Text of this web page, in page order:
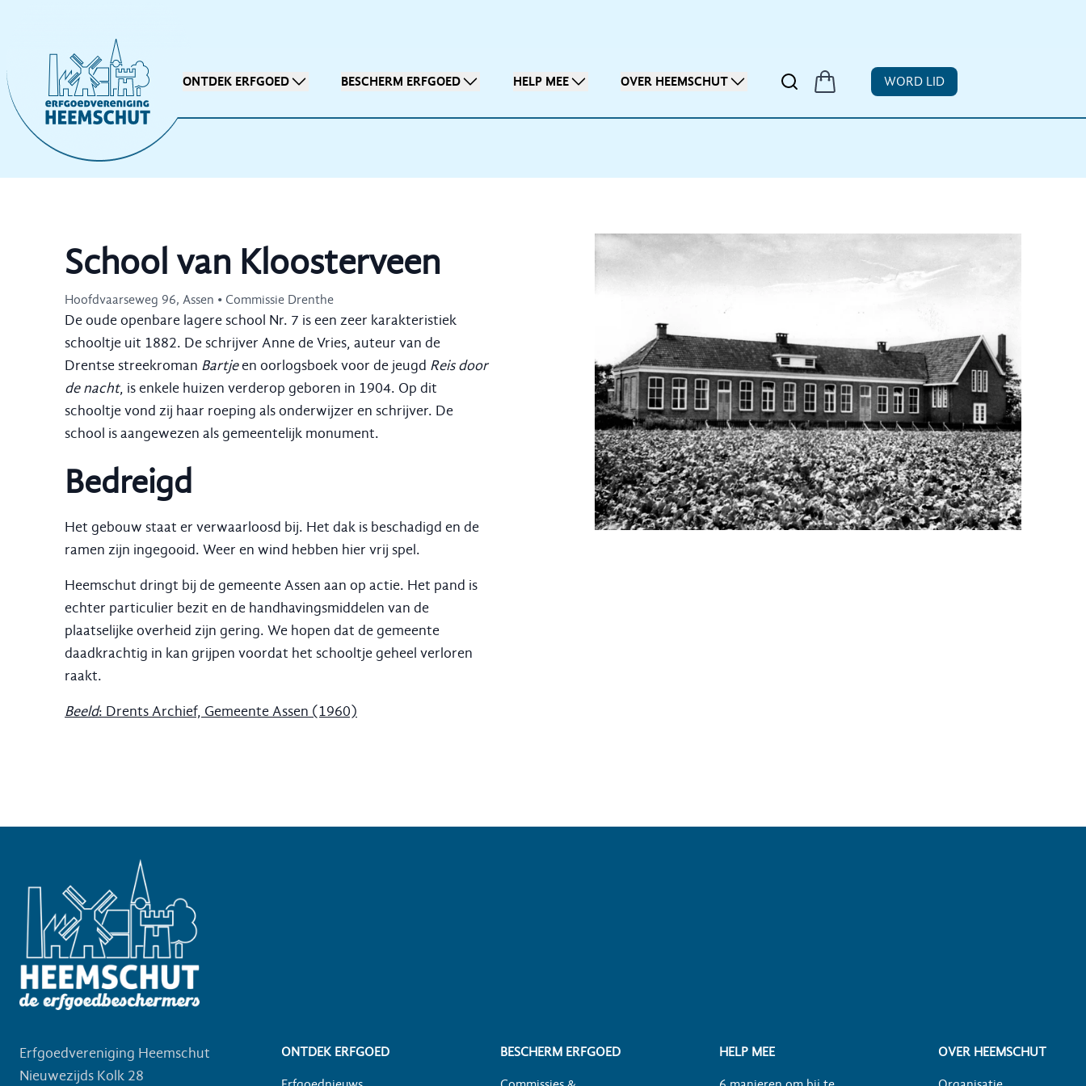
ONTDEK ERFGOED BESCHERM ERFGOED HELP MEE OVER HEEMSCHUT WORD LID
School van Kloosterveen
Hoofdvaarseweg 96, Assen • Commissie Drenthe
De oude openbare lagere school Nr. 7 is een zeer karakteristiek
schooltje uit 1882. De schrijver Anne de Vries, auteur van de
Drentse streekroman Bartjeen oorlogsboek voor de jeugd Reis door
de nacht, is enkele huizen verderop geboren in 1904. Op dit
schooltje vond zij haar roeping als onderwijzer en schrijver. De
school is aangewezen als gemeentelijk monument.
Bedreigd
Het gebouw staat er verwaarloosd bij. Het dak is beschadigd en de
ramen zijn ingegooid. Weer en wind hebben hier vrij spel.
Heemschut dringt bij de gemeente Assen aan op actie. Het pand is
echter particulier bezit en de handhavingsmiddelen van de
plaatselijke overheid zijn gering. We hopen dat de gemeente
daadkrachtig in kan grijpen voordat het schooltje geheel verloren
raakt.
Beeld: Drents Archief, Gemeente Assen (1960)
Erfgoedvereniging Heemschut
Nieuwezijds Kolk 28
ONTDEK ERFGOED BESCHERM ERFGOED HELP MEE OVER HEEMSCHUT